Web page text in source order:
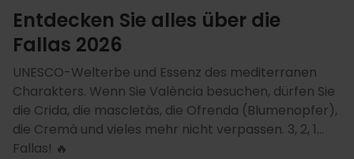
Entdecken Sie alles über die
Fallas 2026
UNESCO-Welterbe und Essenz des mediterranen
Charakters. Wenn Sie València besuchen, dürfen Sie
die Crida, die mascletàs, die Ofrenda (Blumenopfer),
die Cremà und vieles mehr nicht verpassen. 3, 2, 1…
Fallas! 🔥